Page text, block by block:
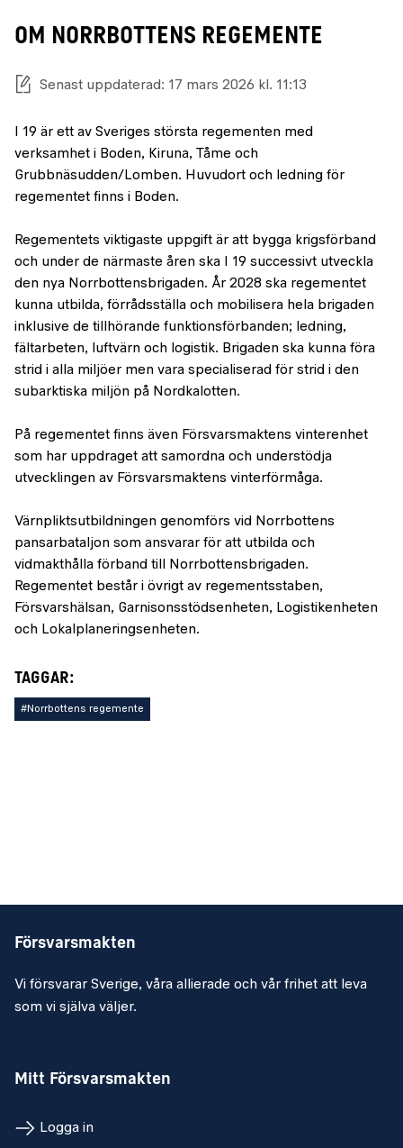
OM NORRBOTTENS REGEMENTE
Senast uppdaterad: 17 mars 2026 kl. 11:13
I 19 är ett av Sveriges största regementen med
verksamhet i Boden, Kiruna, Tåme och
Grubbnäsudden/Lomben. Huvudort och ledning för
regementet finns i Boden.
Regementets viktigaste uppgift är att bygga krigsförband
och under de närmaste åren ska I 19 successivt utveckla
den nya Norrbottensbrigaden. År 2028 ska regementet
kunna utbilda, förrådsställa och mobilisera hela brigaden
inklusive de tillhörande funktionsförbanden; ledning,
fältarbeten, luftvärn och logistik. Brigaden ska kunna föra
strid i alla miljöer men vara specialiserad för strid i den
subarktiska miljön på Nordkalotten.
På regementet finns även Försvarsmaktens vinterenhet
som har uppdraget att samordna och understödja
utvecklingen av Försvarsmaktens vinterförmåga.
Värnpliktsutbildningen genomförs vid Norrbottens
pansarbataljon som ansvarar för att utbilda och
vidmakthålla förband till Norrbottensbrigaden.
Regementet består i övrigt av regementsstaben,
Försvarshälsan, Garnisonsstödsenheten, Logistikenheten
och Lokalplaneringsenheten.
TAGGAR:
#Norrbottens regemente
Försvarsmakten
Vi försvarar Sverige, våra allierade och vår frihet att leva
som vi själva väljer.
Mitt Försvarsmakten
Logga in